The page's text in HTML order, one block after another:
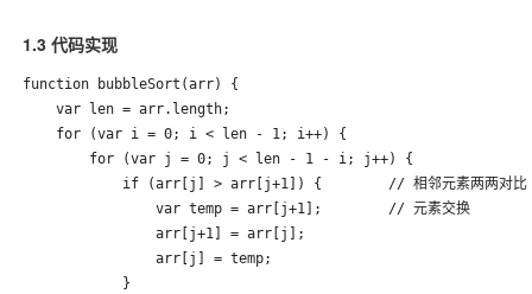
1.3 代码实现
function bubbleSort(arr) {
    var len = arr.length;
    for (var i = 0; i < len - 1; i++) {
        for (var j = 0; j < len - 1 - i; j++) {
            if (arr[j] > arr[j+1]) {        // 相邻元素两两对比
                var temp = arr[j+1];        // 元素交换
                arr[j+1] = arr[j];
                arr[j] = temp;
            }